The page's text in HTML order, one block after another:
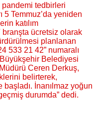
tedbirleri
5 Temmuz’da yeniden
katılım
ücretsiz olarak
planlanan
533 21 42” numaralı
Belediyesi
Ceren Derkuş,
belirterek,
başladı. İnanılmaz yoğun
durumda” dedi.